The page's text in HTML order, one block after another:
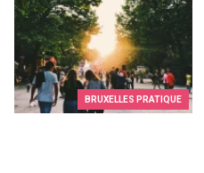
BRUXELLES PRATIQUE
Les meilleures façons de